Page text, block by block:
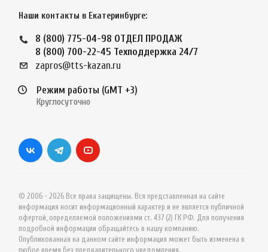
Наши контакты в Екатеринбурге:
8 (800) 775-04-98 ОТДЕЛ ПРОДАЖ
8 (800) 700-22-45 Техподдержка 24/7
zapros@tts-kazan.ru
Режим работы (GMT +3)
Круглосуточно
© 2006 - 2026 Все права защищены. Вся представленная на сайте
информация носит информационный характер и не является публичной
офертой, определяемой положениями ст. 437 (2) ГК РФ. Для получения
подробной информации обращайтесь в нашу компанию.
Опубликованная на данном сайте информация может быть изменена в
любое время без предварительного уведомления.